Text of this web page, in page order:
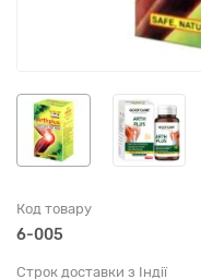
Код товару
6-005
Строк доставки з Індії